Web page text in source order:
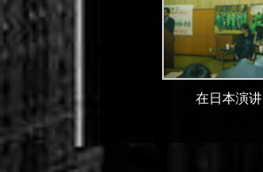
在日本演讲